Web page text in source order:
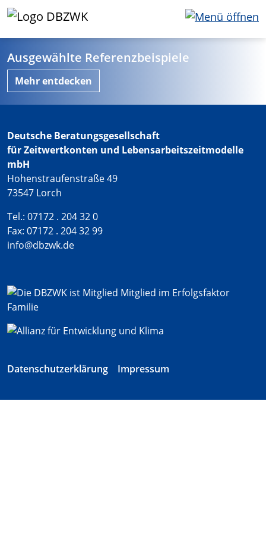
Ausgewählte Referenzbeispiele
Mehr entdecken
Deutsche Beratungsgesellschaft
für Zeitwertkonten und Lebensarbeitszeitmodelle
mbH
Hohenstraufenstraße 49
73547 Lorch
Tel.: 07172 . 204 32 0
Fax: 07172 . 204 32 99
info@dbzwk.de
Datenschutzerklärung Impressum